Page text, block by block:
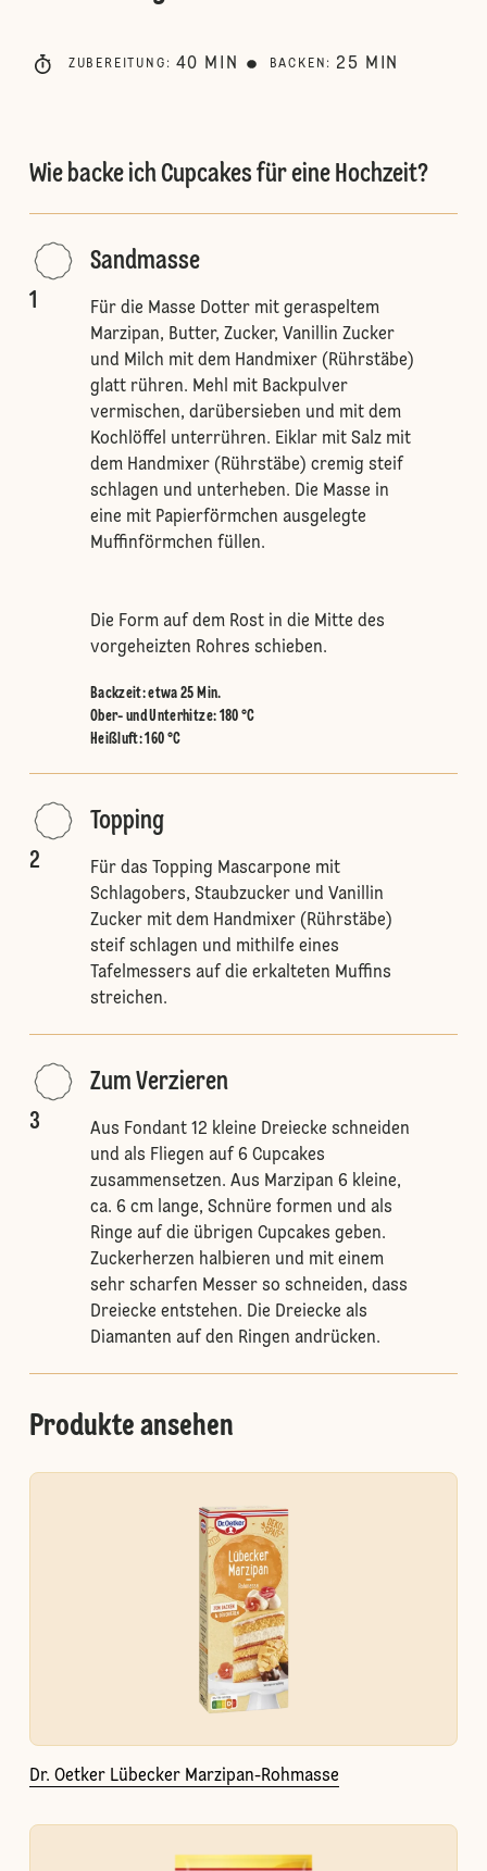
ZUBEREITUNG : 40 MIN BACKEN : 25 MIN
Wie backe ich Cupcakes für eine Hochzeit?
1
Sandmasse
Für die Masse Dotter mit geraspeltem
Marzipan, Butter, Zucker, Vanillin Zucker
und Milch mit dem Handmixer (Rührstäbe)
glatt rühren. Mehl mit Backpulver
vermischen, darübersieben und mit dem
Kochlöffel unterrühren. Eiklar mit Salz mit
dem Handmixer (Rührstäbe) cremig steif
schlagen und unterheben. Die Masse in
eine mit Papierförmchen ausgelegte
Muffinförmchen füllen.
Die Form auf dem Rost in die Mitte des
vorgeheizten Rohres schieben.
Backzeit: etwa 25 Min.
Ober- und Unterhitze: 180 °C
Heißluft:160 °C
2
Topping
Für das Topping Mascarpone mit
Schlagobers, Staubzucker und Vanillin
Zucker mit dem Handmixer (Rührstäbe)
steif schlagen und mithilfe eines
Tafelmessers auf die erkalteten Muffins
streichen.
3
Zum Verzieren
Aus Fondant 12 kleine Dreiecke schneiden
und als Fliegen auf 6 Cupcakes
zusammensetzen. Aus Marzipan 6 kleine,
ca. 6 cm lange, Schnüre formen und als
Ringe auf die übrigen Cupcakes geben.
Zuckerherzen halbieren und mit einem
sehr scharfen Messer so schneiden, dass
Dreiecke entstehen. Die Dreiecke als
Diamanten auf den Ringen andrücken.
Produkte ansehen
Dr. Oetker Lübecker Marzipan-Rohmasse